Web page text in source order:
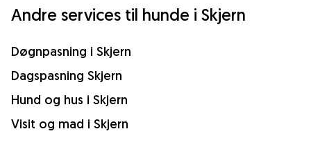
Andre services til hunde i Skjern
Døgnpasning i Skjern
Dagspasning Skjern
Hund og hus i Skjern
Visit og mad i Skjern